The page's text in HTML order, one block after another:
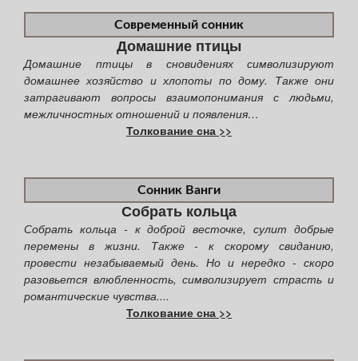
Современный сонник
Домашние птицы
Домашние птицы в сновидениях символизируют
домашнее хозяйство и хлопоты по дому. Также они
затрагивают вопросы взаимопонимания с людьми,
межличностных отношений и появления…
Толкование сна >>
Сонник Ванги
Собрать кольца
Собрать кольца - к доброй весточке, сулит добрые
перемены в жизни. Также - к скорому свиданию,
провести незабываемый день. Но и нередко - скоро
разовьется влюбленность, символизирует страсть и
романтические чувства....
Толкование сна >>